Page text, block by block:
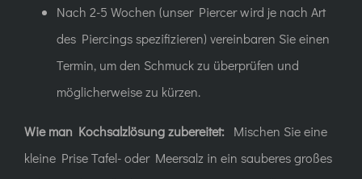
Nach 2-5 Wochen (unser Piercer wird je nach Art
des Piercings spezifizieren) vereinbaren Sie einen
Termin, um den Schmuck zu überprüfen und
möglicherweise zu kürzen.
Wie man Kochsalzlösung zubereitet: Mischen Sie eine
kleine Prise Tafel- oder Meersalz in ein sauberes großes